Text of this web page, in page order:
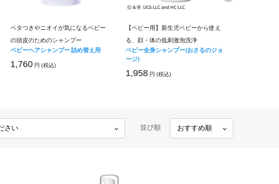
ベタつきやニオイが気になるベビー
の頭皮のためのシャンプー
ベビーヘアシャンプー 詰め替え用
1,760 円 (税込)
【ベビー用】新生児ベビーから使え
る、顔・体の低刺激泡洗浄
ベビー全身シャンプー(おさるのジョ
ージ)
1,958 円 (税込)
並び順